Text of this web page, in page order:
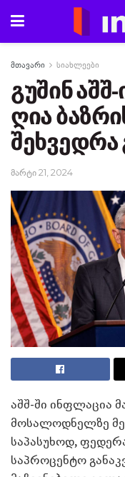
მთავარი სიახლეები
გუშინ
ღია
მარტი 21, 2024
აშშ-ში ინფლაცია
მოსალოდნელზე
საპასუხოდ,
საპროცენტო